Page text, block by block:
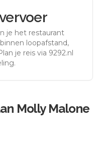
je het restaurant
loopafstand,
je reis via 9292.nl
Molly Malone